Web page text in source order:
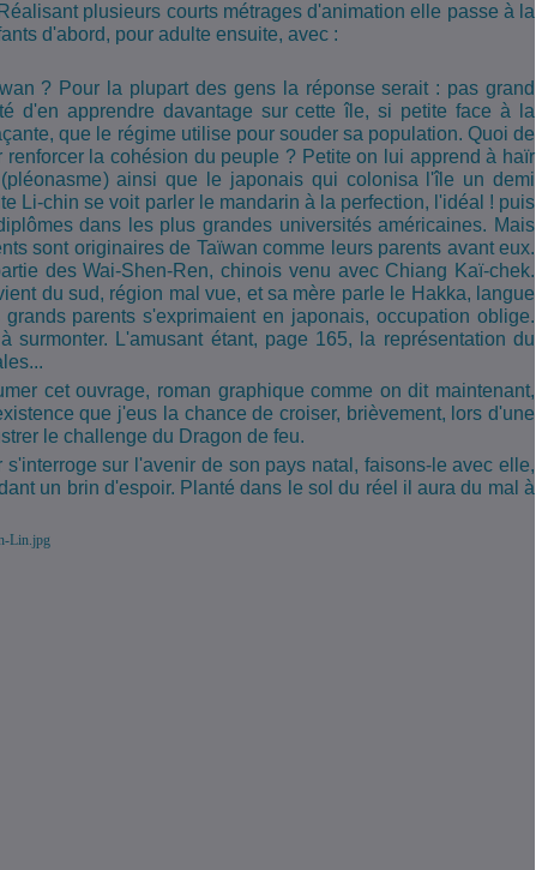
plusieurs courts métrages d'animation elle passe à la
d'abord, pour adulte ensuite, avec :
? Pour la plupart des gens la réponse serait : pas grand
d'en apprendre davantage sur cette île, si petite face à la
que le régime utilise pour souder sa population. Quoi de
renforcer la cohésion du peuple ? Petite on lui apprend à haïr
(pléonasme) ainsi que le japonais qui colonisa l'île un demi
Li-chin se voit parler le mandarin à la perfection, l'idéal ! puis
dans les plus grandes universités américaines. Mais
sont originaires de Taïwan comme leurs parents avant eux.
des Wai-Shen-Ren, chinois venu avec Chiang Kaï-chek.
du sud, région mal vue, et sa mère parle le Hakka, langue
parents s'exprimaient en japonais, occupation oblige.
surmonter. L'amusant étant, page 165, la représentation du
cet ouvrage, roman graphique comme on dit maintenant,
que j'eus la chance de croiser, brièvement, lors d'une
le challenge du Dragon de feu.
s'interroge sur l'avenir de son pays natal, faisons-le avec elle,
un brin d'espoir. Planté dans le sol du réel il aura du mal à